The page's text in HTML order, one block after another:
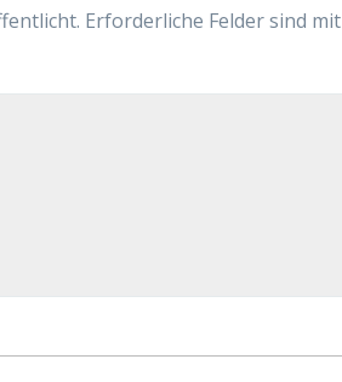
Erforderliche Felder sind mit